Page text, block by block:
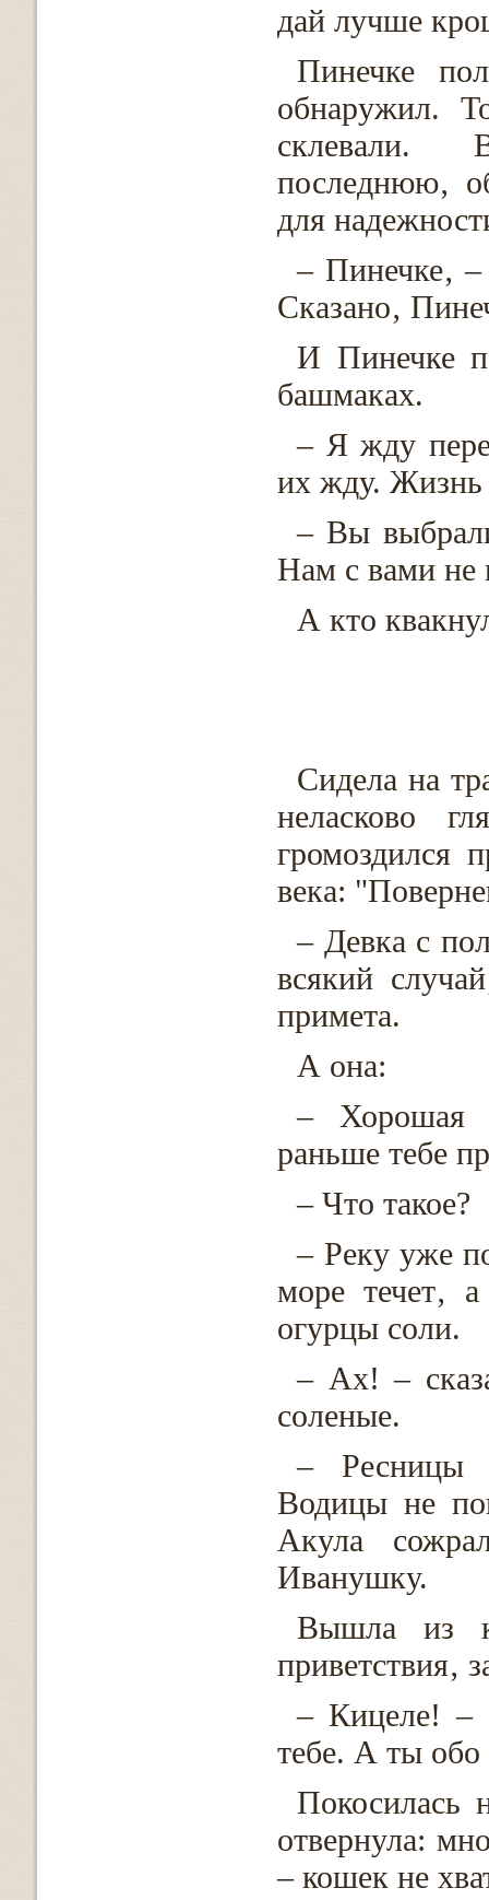
дай лучше
Пинечке
обнаружил.
склевали.
последнюю‚
для
– Пинечке‚
Сказано‚
И Пинечке
башмаках.
– Я жду
их жду. Жизнь
– Вы
Нам с вами не
А кто
Сидела на
неласково
громоздился
века:
– Девка с
всякий
примета.
А она:
– Хорошая
раньше тебе
– Что такое?
– Реку уже
море течет‚
огурцы соли.
– Ах! –
соленые.
– Ресницы
Водицы не
Акула
Иванушку.
Вышла из
приветствия‚
– Кицеле! –
тебе. А ты обо
Покосилась
отвернула:
– кошек не